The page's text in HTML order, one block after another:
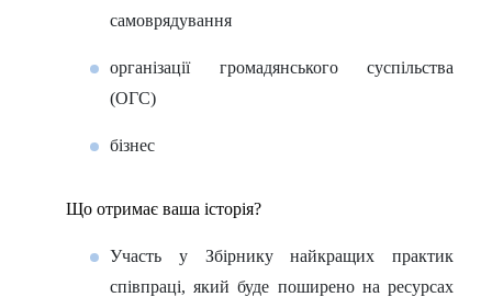
самоврядування
організації громадянського суспільства
(ОГС)
бізнес
Що отримає ваша історія?
Участь у Збірнику найкращих практик
співпраці, який буде поширено на ресурсах